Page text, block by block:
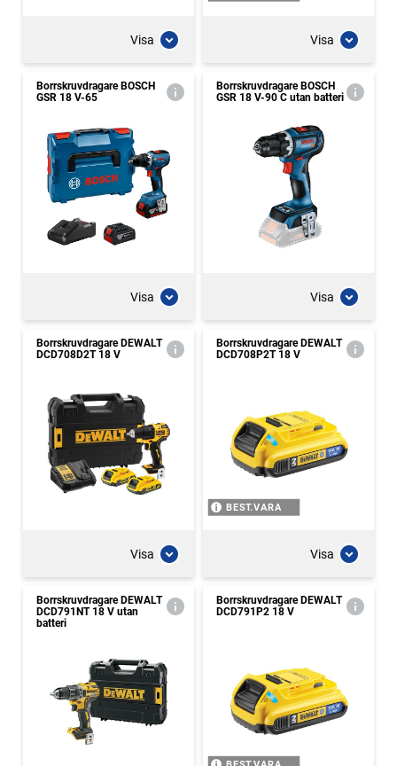
Visa Visa
Borrskruvdragare BOSCH
GSR 18 V-65
Visa
Borrskruvdragare BOSCH
GSR 18 V-90 C utan batteri
Visa
Borrskruvdragare DEWALT
DCD708D2T 18 V
Visa
Borrskruvdragare DEWALT
DCD708P2T 18 V
BEST.VARA
Visa
Borrskruvdragare DEWALT
DCD791NT 18 V utan
batteri
Borrskruvdragare DEWALT
DCD791P2 18 V